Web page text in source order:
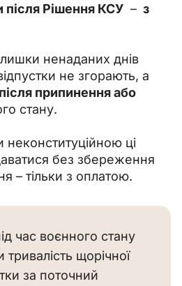
після Рішення КСУ – з
ненаданих днів
не згорають, а
після припинення або
стану.
ці
без збереження
– тільки з оплатою.
час воєнного стану
щорічної
за поточний